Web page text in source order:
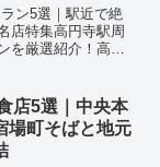
ン5選｜駅近で絶
店特集高円寺駅周
を厳選紹介！高円
でもあります。今
歩...
店5選｜中央本
場町そばと地元